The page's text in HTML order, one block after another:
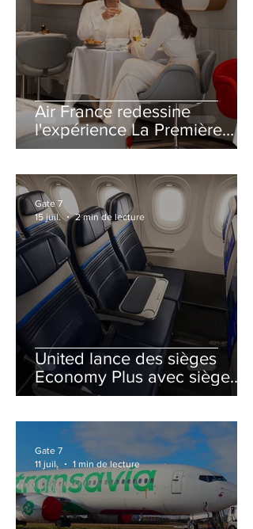
Air France redessine
l'expérience La Première
avec un salon entièrement
United lance des sièges
Economy Plus avec siège
central neutralisé
Gate 7
15 juil.
2 min de lecture
Gate 7
11 juil.
1 min de lecture